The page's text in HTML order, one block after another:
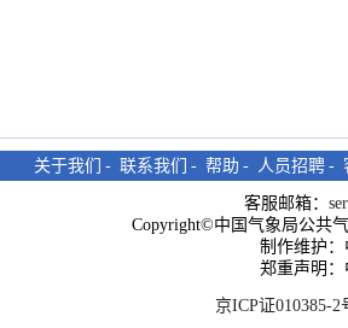
关于我们 - 联系我们 - 帮助 - 人员招聘 -
客服邮箱：
Copyright©中国气象局公共
制作维护
郑重声明
京ICP证010385-2